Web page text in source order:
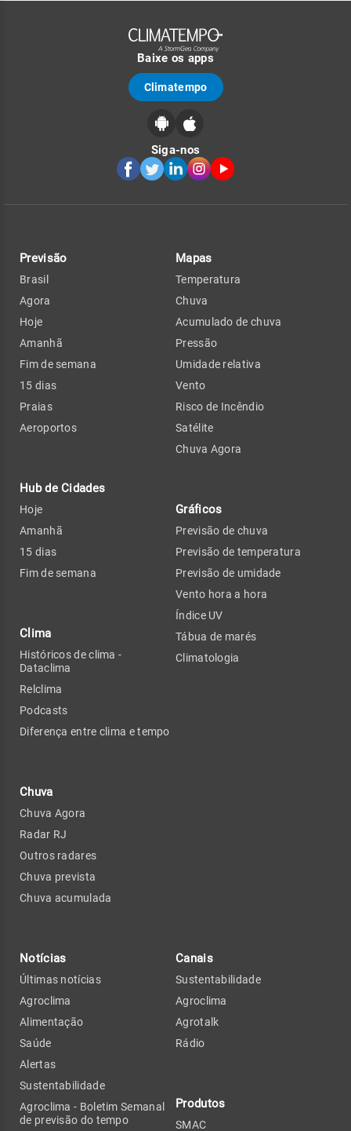
Baixe os apps
Climatempo
Siga-nos
Previsão
Brasil
Agora
Hoje
Amanhã
Fim de semana
15 dias
Praias
Aeroportos
Hub de Cidades
Hoje
Amanhã
15 dias
Fim de semana
Clima
Históricos de clima -
Dataclima
Relclima
Podcasts
Diferença entre clima e tempo
Chuva
Chuva Agora
Radar RJ
Outros radares
Chuva prevista
Chuva acumulada
Mapas
Temperatura
Chuva
Acumulado de chuva
Pressão
Umidade relativa
Vento
Risco de Incêndio
Satélite
Chuva Agora
Gráficos
Previsão de chuva
Previsão de temperatura
Previsão de umidade
Vento hora a hora
Índice UV
Tábua de marés
Climatologia
Notícias
Últimas notícias
Agroclima
Alimentação
Saúde
Alertas
Sustentabilidade
Agroclima - Boletim Semanal
de previsão do tempo
Canais
Sustentabilidade
Agroclima
Agrotalk
Rádio
Produtos
SMAC